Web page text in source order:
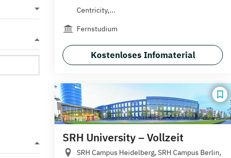
Centricity,...
Fernstudium
Kostenloses Infomaterial
SRH University – Vollzeit
SRH Campus Heidelberg, SRH Campus Berlin,